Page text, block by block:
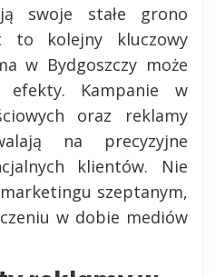
swoje stałe grono
to kolejny kluczowy
w Bydgoszczy może
efekty. Kampanie w
oraz reklamy
na precyzyjne
klientów. Nie
szeptanym,
w dobie mediów